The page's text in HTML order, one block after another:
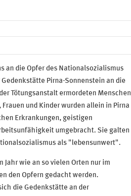
an die Opfer des Nationalsozialismus
Gedenkstätte Pirna-Sonnenstein an die
Tötungsanstalt ermordeten
und Kinder wurden allein in Pirna
Erkrankungen, geistigen
umgebracht. Sie galten
als "lebensunwert".
Jahr wie an so vielen Orten nur im
den Opfern gedacht werden.
die Gedenkstätte an der